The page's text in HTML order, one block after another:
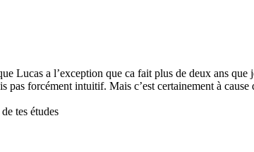
Lucas a l’exception que ca fait plus de deux ans
pas forcément intuitif. Mais c’est certainement à
tes études